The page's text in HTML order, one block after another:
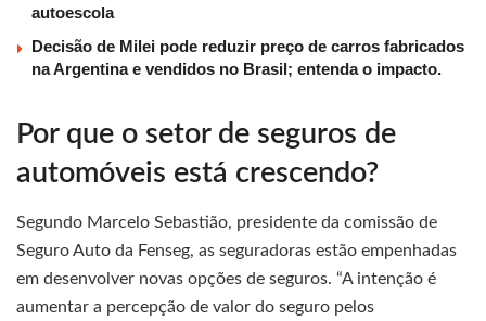
autoescola
Decisão de Milei pode reduzir preço de carros fabricados
na Argentina e vendidos no Brasil; entenda o impacto.
Por que o setor de seguros de
automóveis está crescendo?
Segundo Marcelo Sebastião, presidente da comissão de
Seguro Auto da Fenseg, as seguradoras estão empenhadas
em desenvolver novas opções de seguros. “A intenção é
aumentar a percepção de valor do seguro pelos